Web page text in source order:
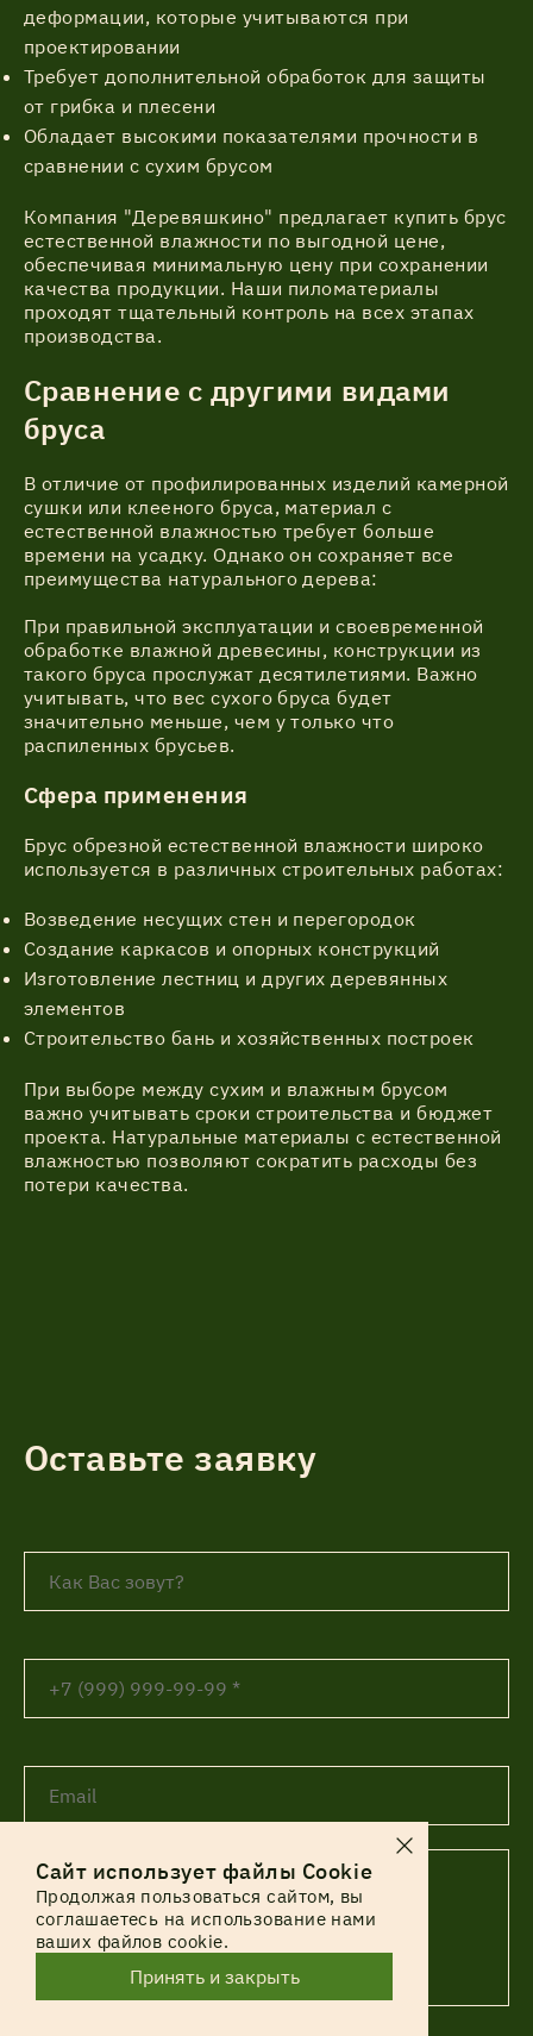
деформации, которые учитываются при
проектировании
Требует дополнительной обработок для защиты
от грибка и плесени
Обладает высокими показателями прочности в
сравнении с сухим брусом
Компания "Деревяшкино" предлагает купить брус
естественной влажности по выгодной цене,
обеспечивая минимальную цену при сохранении
качества продукции. Наши пиломатериалы
проходят тщательный контроль на всех этапах
производства.
Сравнение с другими видами
бруса
В отличие от профилированных изделий камерной
сушки или клееного бруса, материал с
естественной влажностью требует больше
времени на усадку. Однако он сохраняет все
преимущества натурального дерева:
При правильной эксплуатации и своевременной
обработке влажной древесины, конструкции из
такого бруса прослужат десятилетиями. Важно
учитывать, что вес сухого бруса будет
значительно меньше, чем у только что
распиленных брусьев.
Сфера применения
Брус обрезной естественной влажности широко
используется в различных строительных работах:
Возведение несущих стен и перегородок
Создание каркасов и опорных конструкций
Изготовление лестниц и других деревянных
элементов
Строительство бань и хозяйственных построек
При выборе между сухим и влажным брусом
важно учитывать сроки строительства и бюджет
проекта. Натуральные материалы с естественной
влажностью позволяют сократить расходы без
потери качества.
Оставьте заявку
Сайт использует файлы Cookie
Продолжая пользоваться сайтом, вы
соглашаетесь на использование нами
ваших файлов cookie.
Принять и закрыть